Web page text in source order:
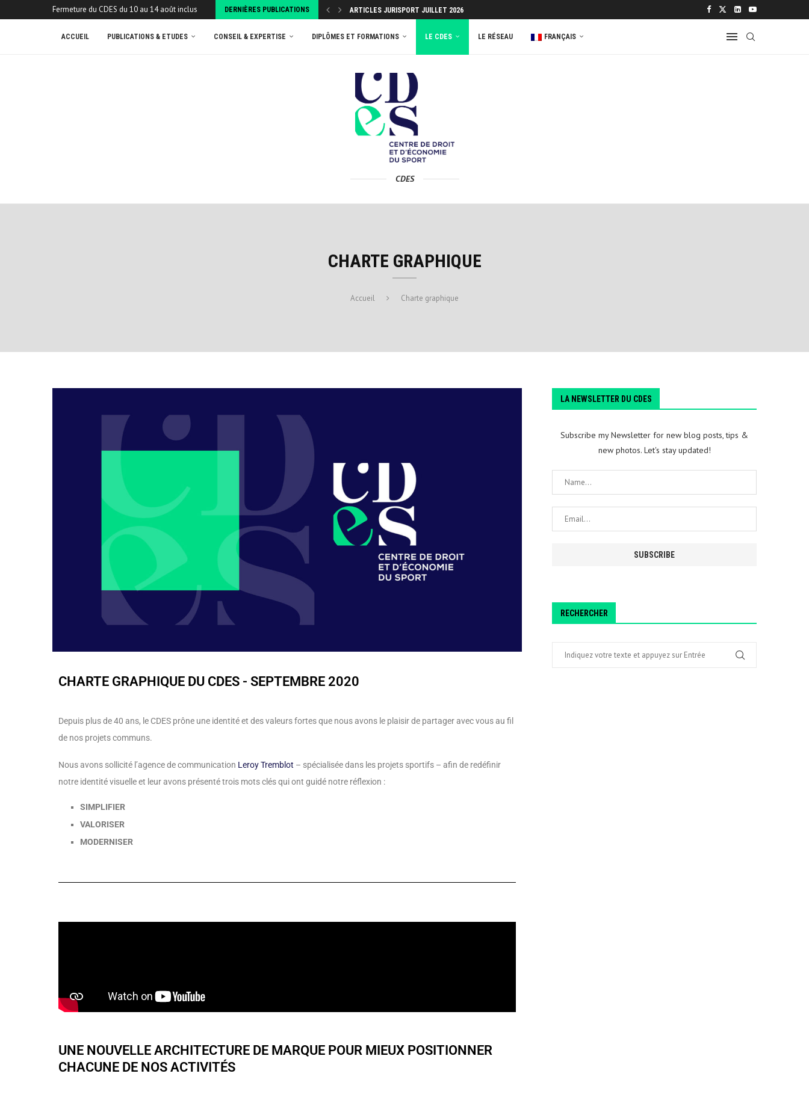
Fermeture du CDES du 10 au 14 août inclus DERNIÈRES PUBLICATIONS ARTICLES JURISPORT JUILLET 2026
ACCUEIL PUBLICATIONS & ETUDES CONSEIL & EXPERTISE DIPLÔMES ET FORMATIONS LE CDES LE RÉSEAU FRANÇAIS
CDES
CHARTE GRAPHIQUE
Accueil Charte graphique
CHARTE GRAPHIQUE DU CDES - SEPTEMBRE 2020
Depuis plus de 40 ans, le CDES prône une identité et des valeurs fortes que nous avons le plaisir de partager avec vous au fil
de nos projets communs.
Nous avons sollicité l’agence de communication Leroy Tremblot – spécialisée dans les projets sportifs – afin de redéfinir
notre identité visuelle et leur avons présenté trois mots clés qui ont guidé notre réflexion :
SIMPLIFIER
VALORISER
MODERNISER
UNE NOUVELLE ARCHITECTURE DE MARQUE POUR MIEUX POSITIONNER
CHACUNE DE NOS ACTIVITÉS
LA NEWSLETTER DU CDES
Subscribe my Newsletter for new blog posts, tips &
new photos. Let's stay updated!
RECHERCHER